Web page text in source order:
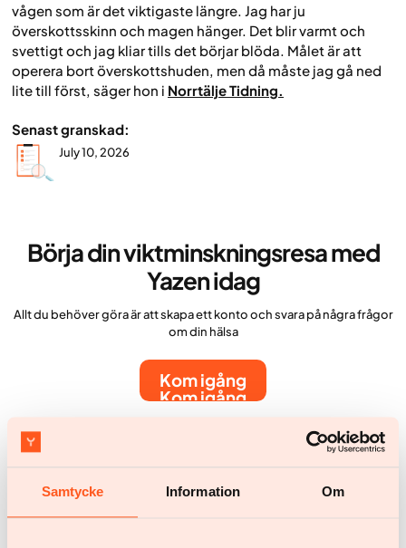
Samtycke Information Om
vågen som är det viktigaste längre. Jag har ju
överskottsskinn och magen hänger. Det blir varmt och
svettigt och jag kliar tills det börjar blöda. Målet är att
operera bort överskottshuden, men då måste jag gå ned
lite till först, säger hon i Norrtälje Tidning.
Senast granskad:
July 10, 2026
Börja din viktminskningsresa med
Yazen idag
Allt du behöver göra är att skapa ett konto och svara på några frågor
om din hälsa
Kom igång
Kom igång
Fler artiklar